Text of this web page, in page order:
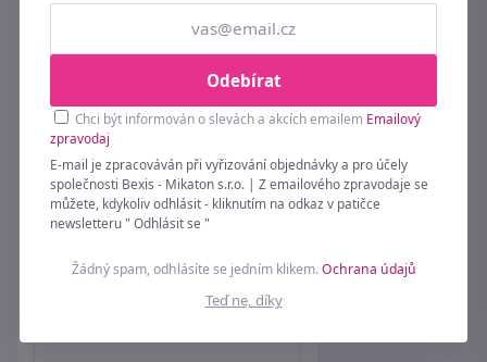
Seznam všech značek
Péče o spodní prádlo
Symboly na prádle
Zásady používaní cookie
Odebírat
Chci být informován o slevách a akcích emailem Emailový
zpravodaj
E-mail je zpracováván při vyřizování objednávky a pro účely
společnosti Bexis - Mikaton s.r.o. | Z emailového zpravodaje se
můžete, kdykoliv odhlásit - kliknutím na odkaz v patičce
newsletteru " Odhlásit se "
Žádný spam, odhlásíte se jedním klikem.Ochrana údajů
Teď ne, díky